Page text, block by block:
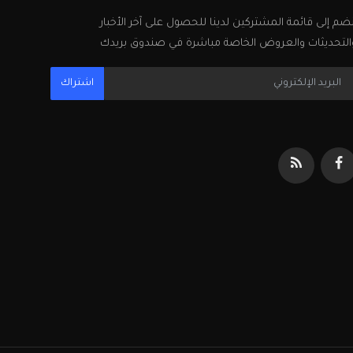
إلى قائمة المشتركين لدينا للحصول على آخر الأخبار
والعروض الخاصة مباشرة في صندوق بريدك
اشتراك